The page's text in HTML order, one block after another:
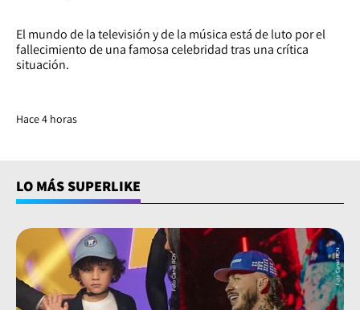
El mundo de la televisión y de la música está de luto por el
fallecimiento de una famosa celebridad tras una crítica
situación.
Hace 4 horas
LO MÁS SUPERLIKE